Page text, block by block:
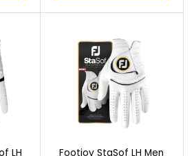
LH
Footjoy StaSof LH Men